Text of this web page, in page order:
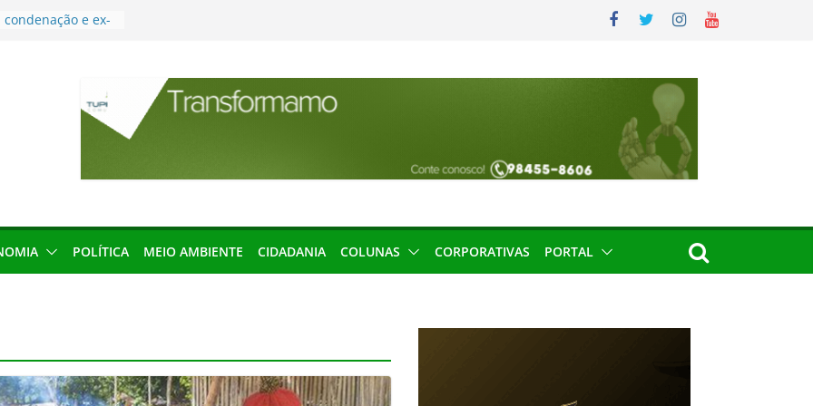
por
devolverá quase
podem barrar
de 2026 no
Amazônia
em São
defesa do
POLÍTICA MEIO AMBIENTE CIDADANIA COLUNAS CORPORATIVAS PORTAL